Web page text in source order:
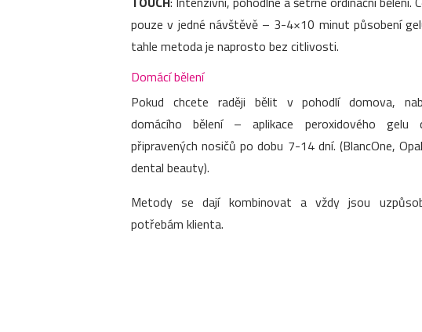
pouze v jedné návštěvě – 3-4×10 minut působení
tahle metoda je naprosto bez citlivosti.
Domácí bělení
Pokud chcete raději bělit v pohodlí domova,
domácího bělení – aplikace peroxidového gelu
připravených nosičů po dobu 7-14 dní. (BlancOne,
dental beauty).
Metody se dají kombinovat a vždy jsou
potřebám klienta.